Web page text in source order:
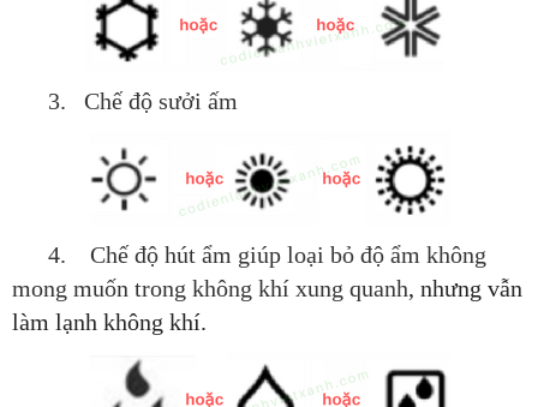
3. Chế độ sưởi ấm
4. Chế độ hút ẩm giúp loại bỏ độ ẩm không
mong muốn trong không khí xung quanh, nhưng vẫn
làm lạnh không khí.